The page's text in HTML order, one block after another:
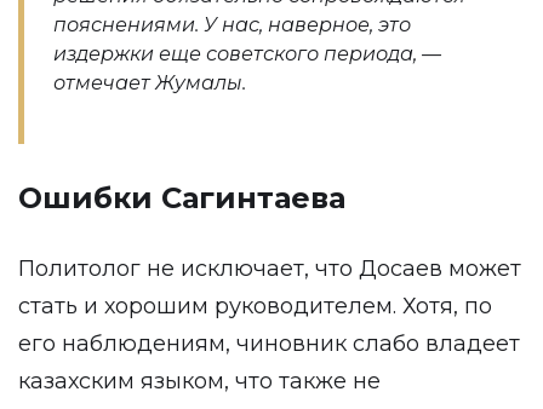
пояснениями. У нас, наверное, это
издержки еще советского периода, —
отмечает Жумалы.
Ошибки Сагинтаева
Политолог не исключает, что Досаев может
стать и хорошим руководителем. Хотя, по
его наблюдениям, чиновник слабо владеет
казахским языком, что также не